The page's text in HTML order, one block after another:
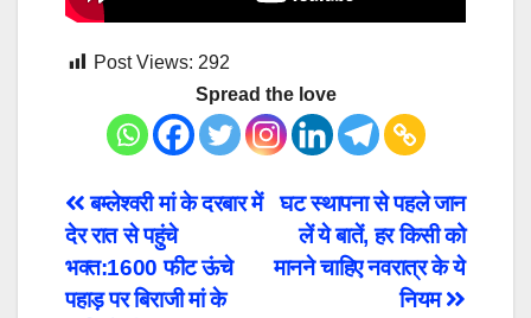
Post Views: 292
Spread the love
Post
navigation
घट स्थापना से पहले जान
लें ये बातें, हर किसी को
मानने चाहिए नवरात्र के ये
नियम
बम्लेश्वरी मां के दरबार में
देर रात से पहुंचे
भक्त:1600 फीट ऊंचे
पहाड़ पर बिराजी मां के